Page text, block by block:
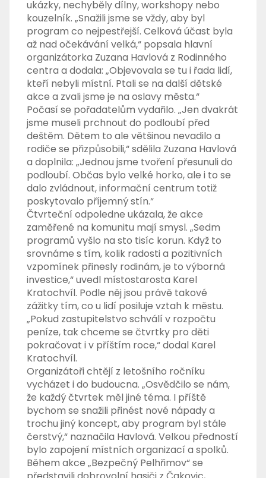
ukázky, nechyběly dílny, workshopy nebo
kouzelník. „Snažili jsme se vždy, aby byl
program co nejpestřejší. Celková účast byla
až nad očekávání velká,“ popsala hlavní
organizátorka Zuzana Havlová z Rodinného
centra a dodala: „Objevovala se tu i řada lidí,
kteří nebyli místní. Ptali se na další dětské
akce a zvali jsme je na oslavy města.“
Počasí se pořadatelům vydařilo. „Jen dvakrát
jsme museli prchnout do podloubí před
deštěm. Dětem to ale většinou nevadilo a
rodiče se přizpůsobili,“ sdělila Zuzana Havlová
a doplnila: „Jednou jsme tvoření přesunuli do
podloubí. Občas bylo velké horko, ale i to se
dalo zvládnout, informační centrum totiž
poskytovalo příjemný stín.“
Čtvrteční odpoledne ukázala, že akce
zaměřené na komunitu mají smysl. „Sedm
programů vyšlo na sto tisíc korun. Když to
srovnáme s tím, kolik radosti a pozitivních
vzpomínek přinesly rodinám, je to výborná
investice,“ uvedl místostarosta Karel
Kratochvíl. Podle něj jsou právě takové
zážitky tím, co u lidí posiluje vztah k městu.
„Pokud zastupitelstvo schválí v rozpočtu
peníze, tak chceme se čtvrtky pro děti
pokračovat i v příštím roce,“ dodal Karel
Kratochvíl.
Organizátoři chtějí z letošního ročníku
vycházet i do budoucna. „Osvědčilo se nám,
že každý čtvrtek měl jiné téma. I příště
bychom se snažili přinést nové nápady a
trochu jiný koncept, aby program byl stále
čerstvý,“ naznačila Havlová. Velkou předností
bylo zapojení místních organizací a spolků.
Během akce „Bezpečný Pelhřimov“ se